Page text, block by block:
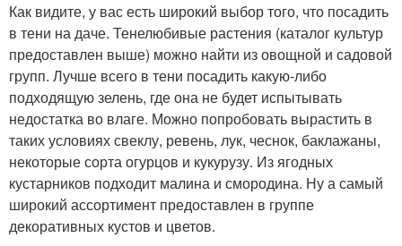
Как видите, у вас есть широкий выбор того, что посадить
в тени на даче. Тенелюбивые растения (каталог культур
предоставлен выше) можно найти из овощной и садовой
групп. Лучше всего в тени посадить какую-либо
подходящую зелень, где она не будет испытывать
недостатка во влаге. Можно попробовать вырастить в
таких условиях свеклу, ревень, лук, чеснок, баклажаны,
некоторые сорта огурцов и кукурузу. Из ягодных
кустарников подходит малина и смородина. Ну а самый
широкий ассортимент предоставлен в группе
декоративных кустов и цветов.